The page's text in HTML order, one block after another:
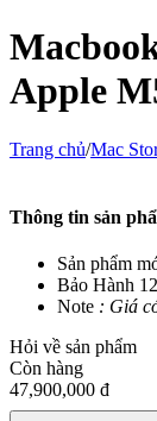
Apple
Trang chủ/Mac
Thông tin sản
Sản phẩm
Bảo Hành
Note : Giá
Hỏi về sản phẩm
Còn hàng
47,900,000 đ